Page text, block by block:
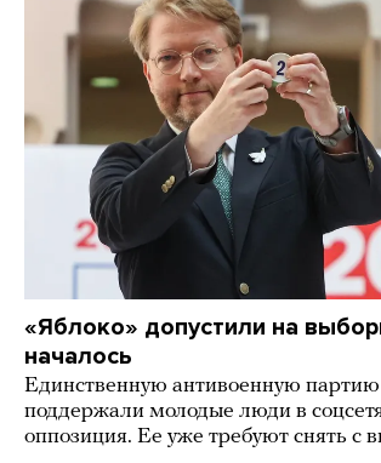
«Яблоко» допустили на
началось
Единственную антивоенную
поддержали молодые люди в
оппозиция. Ее уже требуют снять с